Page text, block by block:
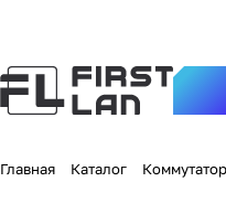
Главная Каталог